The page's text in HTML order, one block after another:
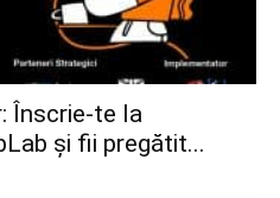
Înscrie-te la
și fii pregătit...